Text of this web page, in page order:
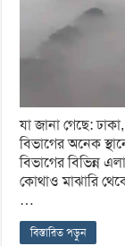
যা জানা গেছে:
বিভাগের অনেক
বিভাগের বিভিন্ন
কোথাও মাঝারি
…
বিস্তারিত পড়ুন